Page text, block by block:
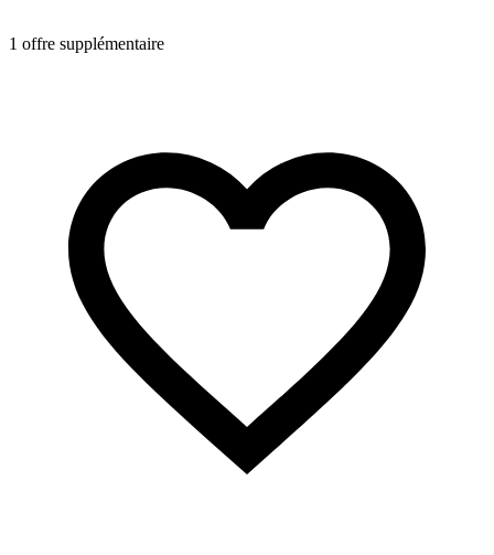
1 offre supplémentaire